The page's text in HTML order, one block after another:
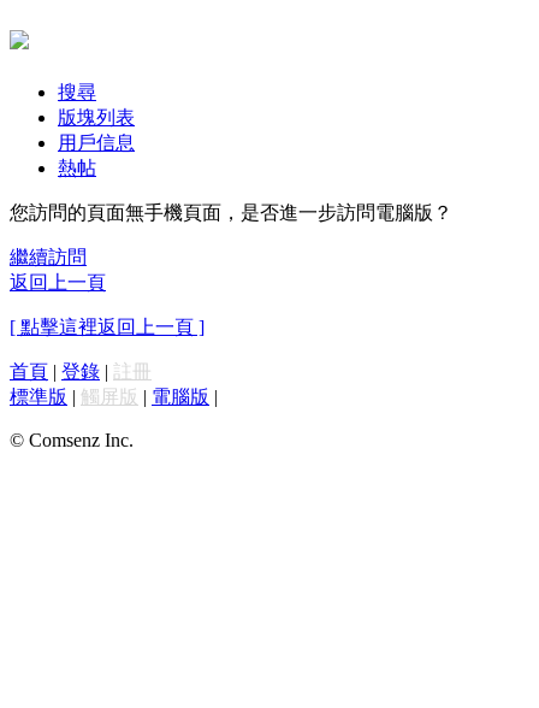
搜尋
版塊列表
用戶信息
熱帖
您訪問的頁面無手機頁面，是否進一步訪問電腦版？
繼續訪問
返回上一頁
[ 點擊這裡返回上一頁 ]
首頁 | 登錄 | 註冊
標準版 | 觸屏版 | 電腦版 |
© Comsenz Inc.